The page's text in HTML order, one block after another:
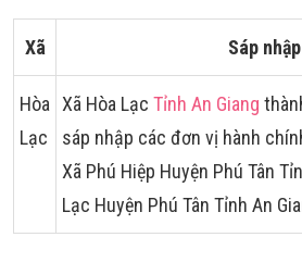
Xã Sáp nhập
Hòa
Lạc
Xã Hòa Lạc Tỉnh An Giang
sáp nhập các đơn vị hành
Xã Phú Hiệp Huyện Phú Tân
Lạc Huyện Phú Tân Tỉnh An